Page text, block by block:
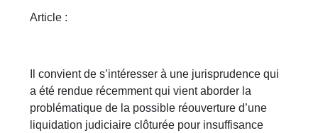
Article :
Il convient de s’intéresser à une jurisprudence qui
a été rendue récemment qui vient aborder la
problématique de la possible réouverture d’une
liquidation judiciaire clôturée pour insuffisance